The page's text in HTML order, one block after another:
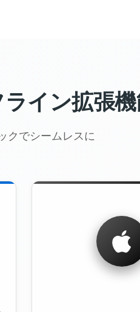
イン拡張
クでシームレスに